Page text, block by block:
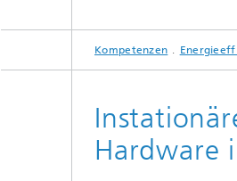
ÜBER UNS
KOMPETENZEN
Bauakustik
GESCHÄFTSFELDER |
Kompetenzen
Hardware